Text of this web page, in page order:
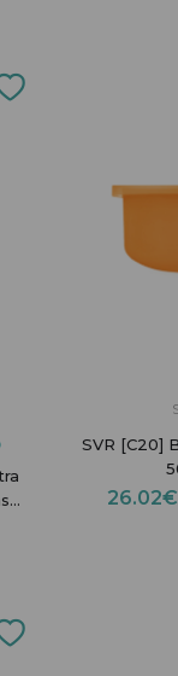
SVR [C20]
26.02€